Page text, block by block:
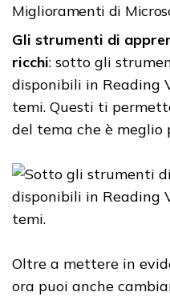
Miglioramenti di
Gli strumenti di
ricchi: sotto gli
disponibili in Reading
temi. Questi ti
del tema che è meglio
Oltre a mettere in
ora puoi anche